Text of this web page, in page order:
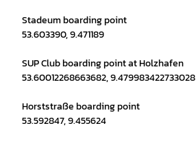
Stadeum boarding point
53.603390, 9.471189
SUP Club boarding point at Holzhafen
53.60012268663682, 9.479983422733028
Horststraße boarding point
53.592847, 9.455624